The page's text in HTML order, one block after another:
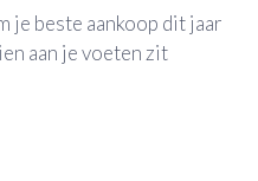
je beste aankoop dit jaar
aan je voeten zit